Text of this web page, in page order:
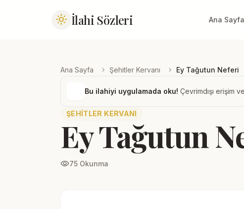
light_mode İlahi Sözleri Ana Sayfa
Ana Sayfa chevron_right Şehitler Kervanı chevron_right Ey Tağutun Neferi
Bu ilahiyi uygulamada oku! Çevrimdışı erişim
ŞEHITLER KERVANI
Ey Tağutun
visibility75 Okunma